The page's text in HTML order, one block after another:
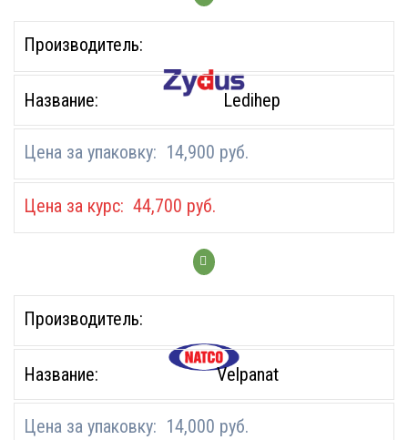
Ledihep
14,900 руб.
44,700 руб.
Velpanat
14,000 руб.